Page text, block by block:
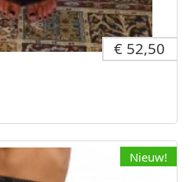
€ 52,50
Nieuw!